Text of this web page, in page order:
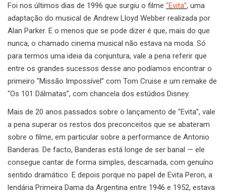
Foi nos últimos dias de 1996 que surgiu o filme "Evita”, uma
adaptação do musical de Andrew Lloyd Webber realizada por
Alan Parker. E o menos que se pode dizer é que, mais do que
nunca, o chamado cinema musical não estava na moda. Só
para termos uma ideia da conjuntura, vale a pena referir que
entre os grandes sucessos desse ano podíamos encontrar o
primeiro "Missão Impossível” com Tom Cruise e um remake de
"Os 101 Dálmatas”, com chancela dos estúdios Disney.
Mais de 20 anos passados sobre o lançamento de "Evita”, vale
a pena superar os restos dos preconceitos que se abateram
sobre o filme, em particular sobre a performance de Antonio
Banderas. De facto, Banderas está longe de ser banal — ele
consegue cantar de forma simples, descarnada, com genuíno
sentido dramático. E depois porque no papel de Evita Peron, a
lendária Primeira Dama da Argentina entre 1946 e 1952, estava